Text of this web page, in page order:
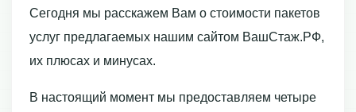
Сегодня мы расскажем Вам о стоимости пакетов
услуг предлагаемых нашим сайтом ВашСтаж.РФ,
их плюсах и минусах.
В настоящий момент мы предоставляем четыре